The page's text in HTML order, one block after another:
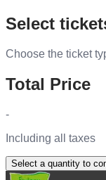
Select
Choose the ticket
Total Price
-
Including all taxes
Select a quantity to